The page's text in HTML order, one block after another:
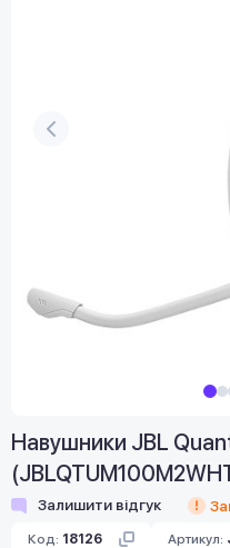
Навушники JBL
Залишити відгук
Код: 18126 Артикул: